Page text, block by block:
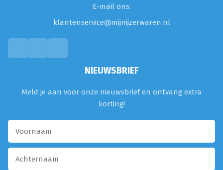
E-mail ons:
klantenservice@mijnijzerwaren.nl
NIEUWSBRIEF
Meld je aan voor onze nieuwsbrief en ontvang extra
korting!